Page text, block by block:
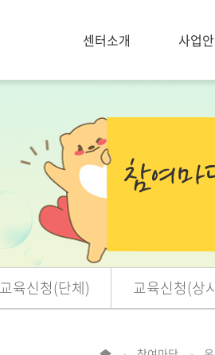
센터소개 사업
교육신청(단체) 교육신청(상